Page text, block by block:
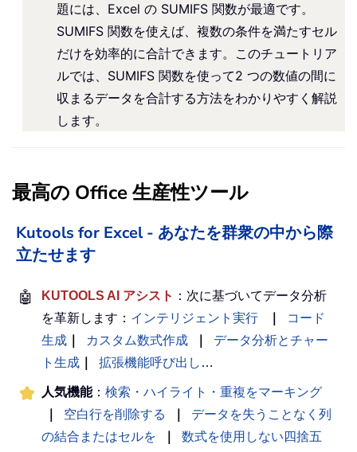
題には、Excel の SUMIFS 関数が最適です。
SUMIFS 関数を使えば、複数の条件を満たすセル
だけを効率的に合計できます。このチュートリア
ルでは、SUMIFS 関数を使って2 つの数値の間に
収まるデータを合計する方法をわかりやすく解説
します。
最高の Office 生産性ツール
Kutools for Excel - あなたを群衆の中から際
立たせます
🤖 KUTOOLS AI アシスト ：次に基づいてデータ分析
を革新します： インテリジェント実行
コード
生成
カスタム数式作成
データ分析とチャー
ト生成
拡張機能呼び出し …
人気機能： 検索・ハイライト・重複をマーキング
空白行を削除する
データを失うことなく列
の結合またはセルを
数式を使用しない四捨五